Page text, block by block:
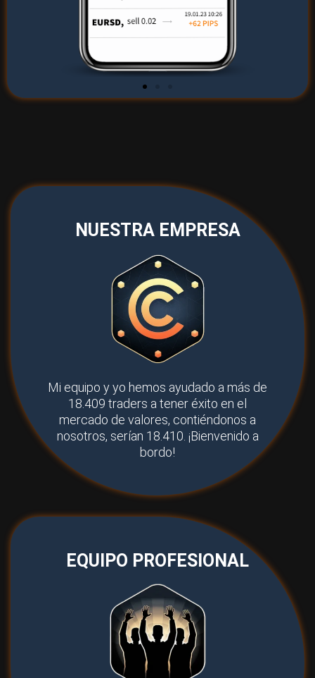
NUESTRA EMPRESA
Mi equipo y yo hemos ayudado a más de
18.409 traders a tener éxito en el
mercado de valores, contiéndonos a
nosotros, serían 18.410. ¡Bienvenido a
bordo!
EQUIPO PROFESIONAL